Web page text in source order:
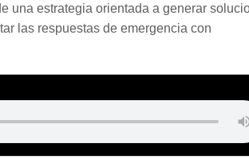
una estrategia orientada a generar
las respuestas de emergencia con